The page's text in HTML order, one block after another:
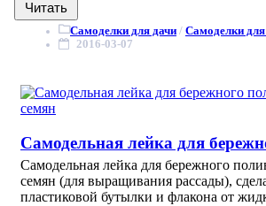
Читать
Самоделки для дачи / Самоделки
2016-03-07
Самодельная лейка для бережного
семян (для выращивания рассады),
пластиковой бутылки и флакона от